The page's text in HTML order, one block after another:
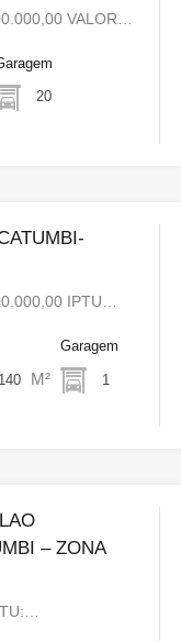
VALOR…
20
IPTU…
140 M²
Garagem
1
– ZONA